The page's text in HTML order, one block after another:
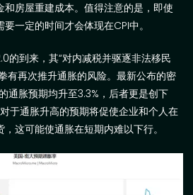
房屋重建成本。值得注意的是，即使
要一定的时间才会体现在CPI中。
的到来，其“对内减税并驱逐非法移民
有再次推升通胀的风险。最新公布的密
通胀预期均升至3.3% ，后者更是创下
于通胀升高的预期将促使企业和个人在
这可能使通胀在短期内难以下行。